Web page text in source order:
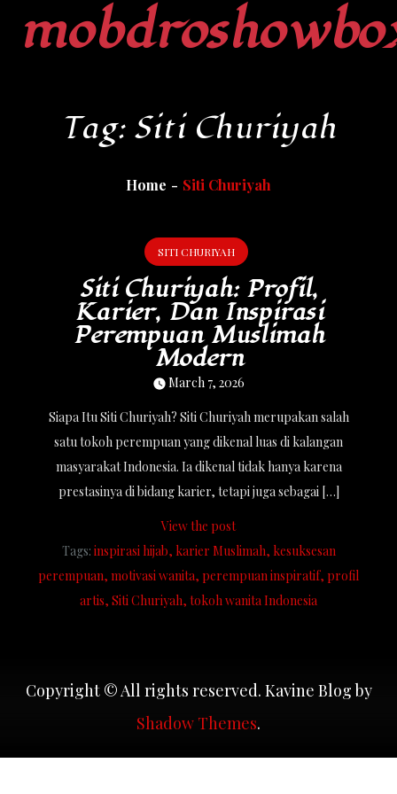
Tag: Siti Churiyah
Home Siti Churiyah
SITI CHURIYAH
Siti Churiyah: Profil,
Karier, Dan Inspirasi
Perempuan Muslimah
Modern
March 7, 2026
Siapa Itu Siti Churiyah? Siti Churiyah merupakan salah
satu tokoh perempuan yang dikenal luas di kalangan
masyarakat Indonesia. Ia dikenal tidak hanya karena
prestasinya di bidang karier, tetapi juga sebagai […]
View the post
Tags: inspirasi hijab karier Muslimah kesuksesan
perempuan motivasi wanita perempuan inspiratif profil
artis Siti Churiyah tokoh wanita Indonesia
Copyright © All rights reserved. Kavine Blog by
Shadow Themes.